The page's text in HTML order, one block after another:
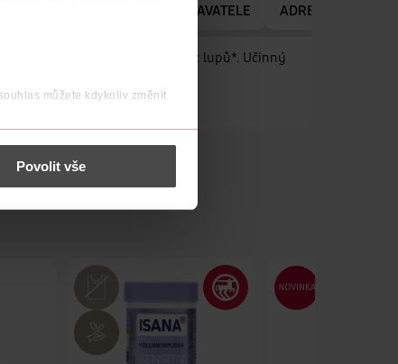
můžete kdykoliv změnit
osobní údaje.
Povolit vše
NÁZEV VÝROBCE/DODAVATELE ADRESA
Pro čisté vlasy až 100% bez lupů*. Účinný